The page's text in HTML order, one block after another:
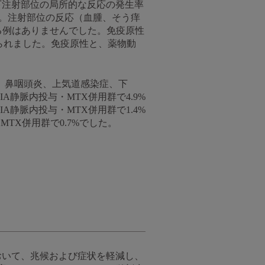
射部位の局所的な反応の発生率
注射部位の反応（血腫、そう痒
はありませんでした。免疫原性
ました。免疫原性と、薬物動
鼻咽頭炎、上気道感染症、下
静脈内投与・MTX併用群で4.9%
静脈内投与・MTX併用群で1.4%
併用群で0.7%でした。
て、兆候および症状を軽減し、